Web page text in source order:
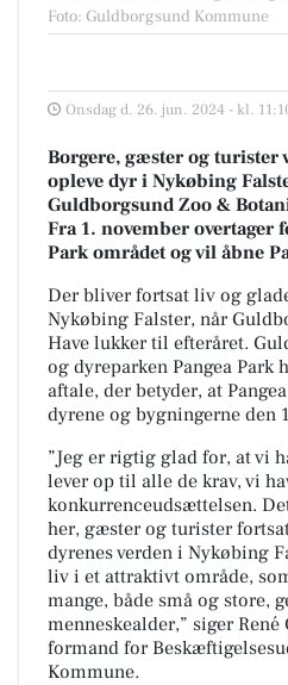
Foto: Guldborgsund Kommune
Onsdag d. 26. jun. 2024 - kl.
Borgere, gæster og turister
opleve dyr i Nykøbing
Guldborgsund Zoo &
Fra 1. november overtager
Park området og vil åbne
Der bliver fortsat liv og
Nykøbing Falster, når
Have lukker til efteråret.
og dyreparken Pangea Park
aftale, der betyder, at
dyrene og bygningerne den
”Jeg er rigtig glad for, at vi
lever op til alle de krav, vi
konkurrenceudsættelsen.
her, gæster og turister
dyrenes verden i Nykøbing
liv i et attraktivt område,
mange, både små og store,
menneskealder,” siger
formand for
Kommune.